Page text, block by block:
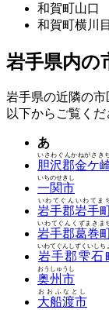
和賀町山口
和賀町横川目
岩手県内の
岩手県の近隣の
以下からご覧くだ
あ
胆沢郡金ケ
いさわぐんかねがさき
一関市
いちのせきし
岩手郡岩手
いわてぐんいわてま
岩手郡葛巻
いわてぐんくずまきま
岩手郡雫石
いわてぐんしずくいしち
奥州市
おうしゅうし
大船渡市
おおふなとし